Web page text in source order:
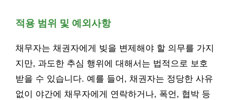
적용 범위 및 예외사항
채무자는 채권자에게 빚을 변제해야 할 의무를 가지
지만, 과도한 추심 행위에 대해서는 법적으로 보호
받을 수 있습니다. 예를 들어, 채권자는 정당한 사유
없이 야간에 채무자에게 연락하거나, 폭언, 협박 등